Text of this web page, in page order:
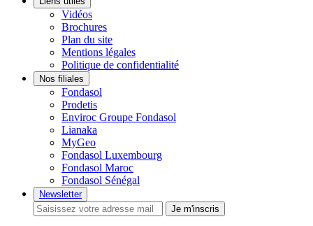
Vidéos
Brochures
Plan du site
Mentions légales
Politique de confidentialité
Nos filiales
Fondasol
Prodetis
Enviroc Groupe Fondasol
Lianaka
MyGeo
Fondasol Luxembourg
Fondasol Maroc
Fondasol Sénégal
Newsletter
Je m'inscris